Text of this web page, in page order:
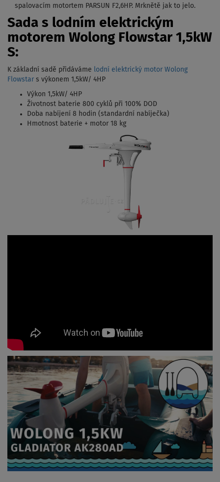
spalovacím motortem PARSUN F2,6HP. Mrknětě jak to jelo.
Sada s lodním elektrickým
motorem Wolong Flowstar 1,5kW
S:
K základní sadě přidáváme lodní elektrický motor Wolong
Flowstar s výkonem 1,5kW/ 4HP
Výkon 1,5kW/ 4HP
Životnost baterie 800 cyklů při 100% DOD
Doba nabíjení 8 hodin (standardní nabíječka)
Hmotnost baterie + motor 18 kg